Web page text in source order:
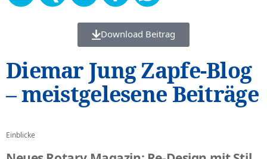
Download Beitrag
Diemar Jung Zapfe-Blog
– meistgelesene Beiträge
Einblicke